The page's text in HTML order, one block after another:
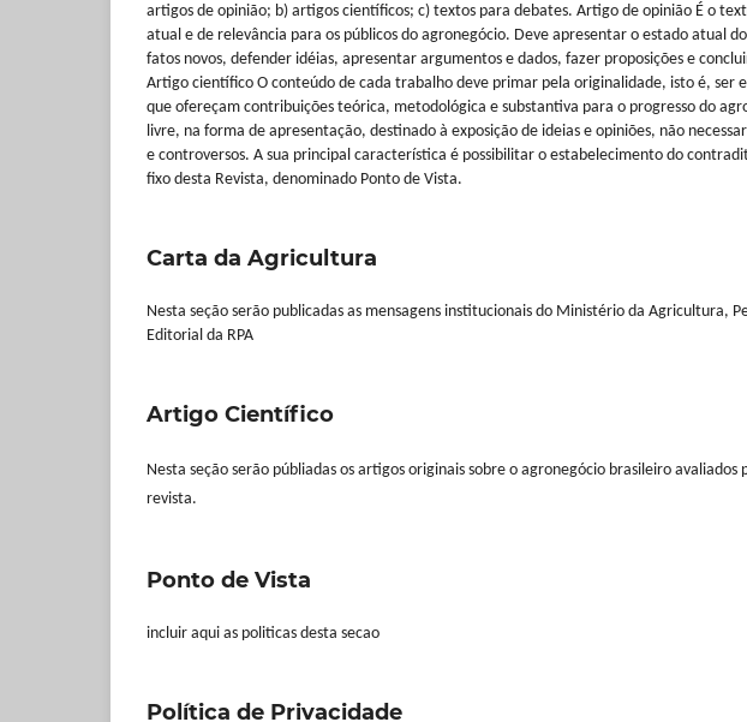
artigos de opinião; b) artigos científicos; c) textos para debates. Artigo de opinião É o
atual e de relevância para os públicos do agronegócio. Deve apresentar o estado atual
fatos novos, defender idéias, apresentar argumentos e dados, fazer proposições e
Artigo científico O conteúdo de cada trabalho deve primar pela originalidade, isto é, ser
que ofereçam contribuições teórica, metodológica e substantiva para o progresso do
livre, na forma de apresentação, destinado à exposição de ideias e opiniões, não
e controversos. A sua principal característica é possibilitar o estabelecimento do
fixo desta Revista, denominado Ponto de Vista.
Carta da Agricultura
Nesta seção serão publicadas as mensagens institucionais do Ministério da Agricultura,
Editorial da RPA
Artigo Científico
Nesta seção serão públiadas os artigos originais sobre o agronegócio brasileiro
revista.
Ponto de Vista
incluir aqui as politicas desta secao
Política de Privacidade